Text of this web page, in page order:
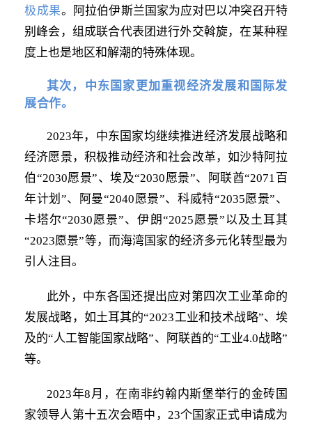
极成果。阿拉伯伊斯兰国家为应对巴以冲突召开特
别峰会，组成联合代表团进行外交斡旋，在某种程
度上也是地区和解潮的特殊体现。
其次，中东国家更加重视经济发展和国际发
展合作。
2023年，中东国家均继续推进经济发展战略和
经济愿景，积极推动经济和社会改革，如沙特阿拉
伯“2030愿景”、埃及“2030愿景”、阿联酋“2071百
年计划”、阿曼“2040愿景”、科威特“2035愿景”、
卡塔尔“2030愿景”、伊朗“2025愿景”以及土耳其
“2023愿景”等，而海湾国家的经济多元化转型最为
引人注目。
此外，中东各国还提出应对第四次工业革命的
发展战略，如土耳其的“2023工业和技术战略”、埃
及的“人工智能国家战略”、阿联酋的“工业4.0战略”
等。
2023年8月，在南非约翰内斯堡举行的金砖国
家领导人第十五次会晤中，23个国家正式申请成为